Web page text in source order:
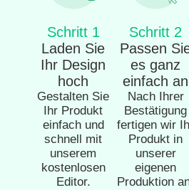
Schritt 1
Laden Sie
Ihr Design
hoch
Gestalten Sie
Ihr Produkt
einfach und
schnell mit
unserem
kostenlosen
Editor.
Schritt 2
Passen
es ganz
einfach an
Nach Ihrer
Bestätigung
fertigen wir
Produkt in
unserer
eigenen
Produktion